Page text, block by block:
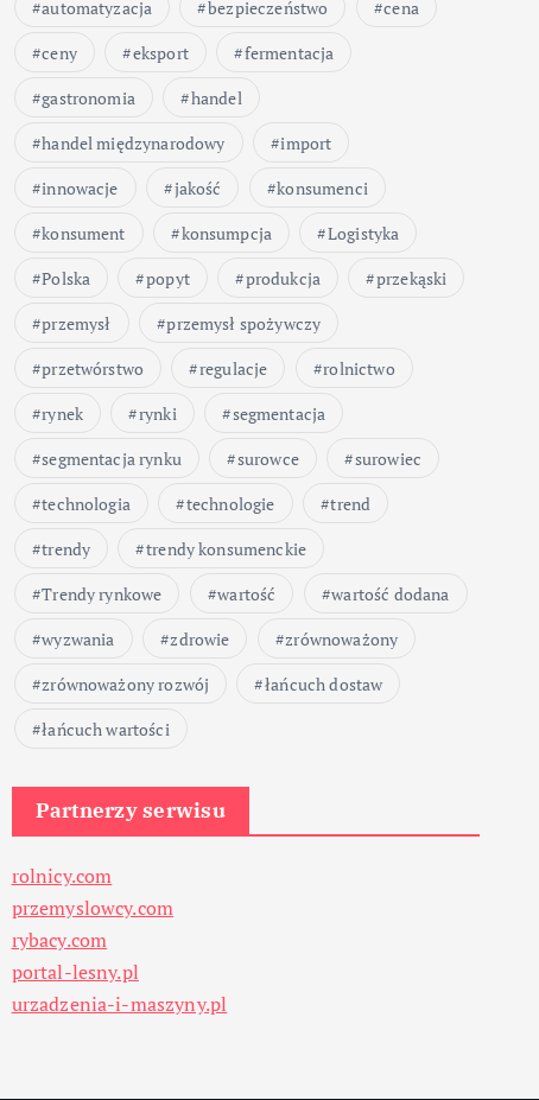
automatyzacja bezpieczeństwo
cena
ceny
eksport
fermentacja
gastronomia
handel
handel międzynarodowy
import
innowacje
jakość
konsumenci
konsument
konsumpcja
Logistyka
Polska
popyt produkcja
przekąski
przemysł
przemysł spożywczy
przetwórstwo
regulacje
rolnictwo
rynek
rynki
segmentacja
segmentacja rynku
surowce
surowiec
technologia
technologie
trend
trendy
trendy konsumenckie
Trendy rynkowe
wartość
wartość dodana
wyzwania
zdrowie
zrównoważony
zrównoważony rozwój
łańcuch dostaw
łańcuch wartości
Partnerzy serwisu
rolnicy.com
przemyslowcy.com
rybacy.com
portal-lesny.pl
urzadzenia-i-maszyny.pl